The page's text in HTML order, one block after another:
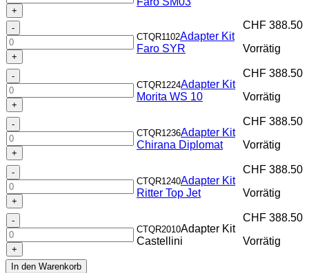
Faro
SM03
Adapter
Kit
Faro
SYR
CTQR1102Adapter Kit
Faro SYR
CHF 388.50
Vorrätig
Adapter
Kit
Morita
WS
Menge
CTQR1224Adapter Kit
Morita WS 10
CHF 388.50
Vorrätig
Adapter
Kit
Chirana
Diplomat
CTQR1236Adapter Kit
Chirana Diplomat
CHF 388.50
Vorrätig
Adapter
Kit
Ritter
Top
Menge
CTQR1240Adapter Kit
Ritter Top Jet
CHF 388.50
Vorrätig
Adapter
Kit
Castellini
Menge
CTQR2010Adapter Kit
Castellini
CHF 388.50
Vorrätig
In den Warenkorb